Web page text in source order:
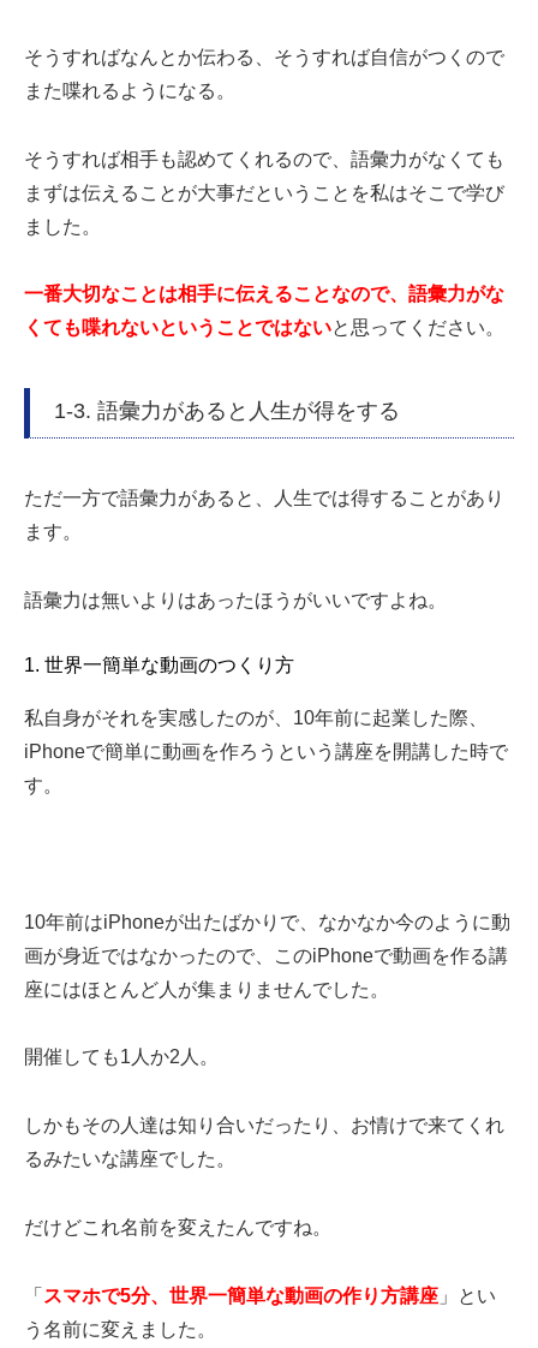
そうすればなんとか伝わる、そうすれば自信がつくので
また喋れるようになる。
そうすれば相手も認めてくれるので、語彙力がなくても
まずは伝えることが大事だということを私はそこで学び
ました。
一番大切なことは相手に伝えることなので、語彙力がな
くても喋れないということではないと思ってください。
1-3. 語彙力があると人生が得をする
ただ一方で語彙力があると、人生では得することがあり
ます。
語彙力は無いよりはあったほうがいいですよね。
1. 世界一簡単な動画のつくり方
私自身がそれを実感したのが、10年前に起業した際、
iPhoneで簡単に動画を作ろうという講座を開講した時で
す。
10年前はiPhoneが出たばかりで、なかなか今のように動
画が身近ではなかったので、このiPhoneで動画を作る講
座にはほとんど人が集まりませんでした。
開催しても1人か2人。
しかもその人達は知り合いだったり、お情けで来てくれ
るみたいな講座でした。
だけどこれ名前を変えたんですね。
「 スマホで5分、世界一簡単な動画の作り方講座 」とい
う名前に変えました。